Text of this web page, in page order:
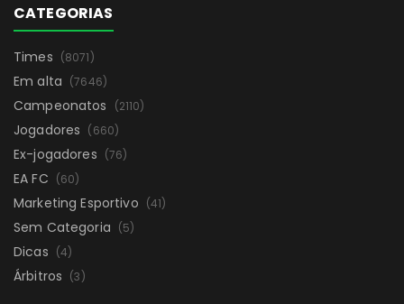
CATEGORIAS
Times (8071)
Em alta (7646)
Campeonatos (2110)
Jogadores (660)
Ex-jogadores (76)
EA FC (60)
Marketing Esportivo (41)
Sem Categoria (5)
Dicas (4)
Árbitros (3)